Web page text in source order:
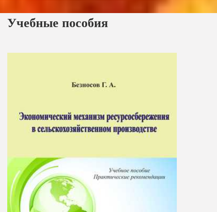
Учебные пособия